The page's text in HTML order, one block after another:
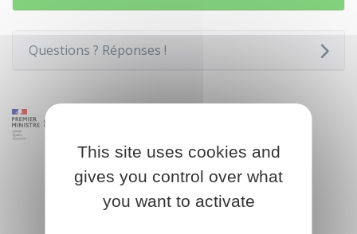
Questions ? Réponses !
This site uses cookies and
gives you control over what
you want to activate